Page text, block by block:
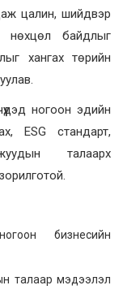
цалин, шийдвэр
нөхцөл байдлыг
хангах төрийн
ногоон эдийн
ESG стандарт,
талаарх
бизнесийн
талаар мэдээлэл